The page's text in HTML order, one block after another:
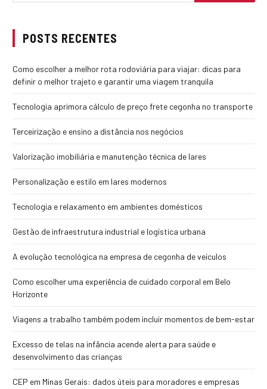
POSTS RECENTES
Como escolher a melhor rota rodoviária para viajar: dicas para
definir o melhor trajeto e garantir uma viagem tranquila
Tecnologia aprimora cálculo de preço frete cegonha no transporte
Terceirização e ensino a distância nos negócios
Valorização imobiliária e manutenção técnica de lares
Personalização e estilo em lares modernos
Tecnologia e relaxamento em ambientes domésticos
Gestão de infraestrutura industrial e logística urbana
A evolução tecnológica na empresa de cegonha de veículos
Como escolher uma experiência de cuidado corporal em Belo
Horizonte
Viagens a trabalho também podem incluir momentos de bem-estar
Excesso de telas na infância acende alerta para saúde e
desenvolvimento das crianças
CEP em Minas Gerais: dados úteis para moradores e empresas